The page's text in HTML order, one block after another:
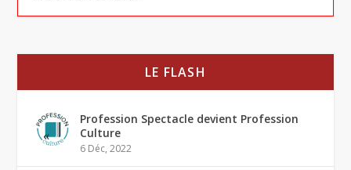
LE FLASH
Profession Spectacle devient Profession
Culture
6 Déc, 2022